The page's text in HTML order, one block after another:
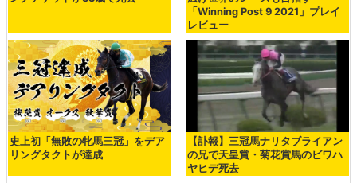
「Winning Post 9 2021」プレイ
レビュー
史上初「無敗の牝馬三冠」をデア
リングタクトが達成
【訃報】三冠馬ナリタブライアン
の兄で天皇賞・菊花賞馬のビワハ
ヤヒデ死去